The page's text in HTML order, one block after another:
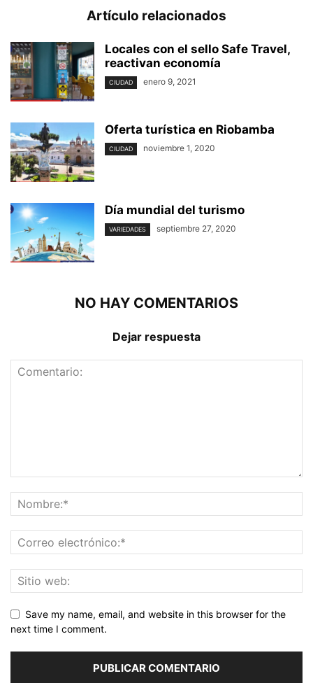
Artículo relacionados
Locales con el sello Safe Travel,
reactivan economía
CIUDAD enero 9, 2021
Oferta turística en Riobamba
CIUDAD noviembre 1, 2020
Día mundial del turismo
VARIEDADES septiembre 27, 2020
NO HAY COMENTARIOS
Dejar respuesta
Save my name, email, and website in this browser for the
next time I comment.